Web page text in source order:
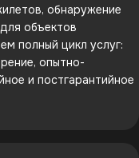
обнаружение
объектов
полный цикл услуг:
опытно-
и постгарантийное